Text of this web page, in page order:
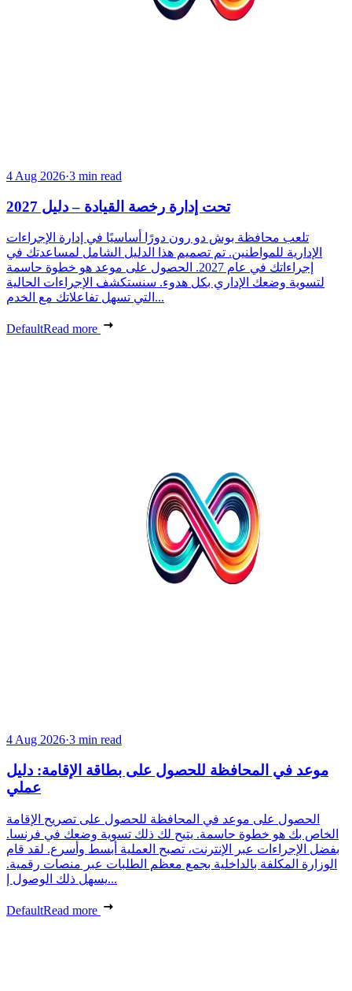
4 Aug 2026·3 min read
تحت إدارة رخصة القيادة – دليل 2027
تلعب محافظة بوش دو رون دورًا أساسيًا في إدارة الإجراءات
الإدارية للمواطنين. تم تصميم هذا الدليل الشامل لمساعدتك في
إجراءاتك في عام 2027. الحصول على موعد هو خطوة حاسمة
لتسوية وضعك الإداري بكل هدوء. سنستكشف الإجراءات الحالية
التي تسهل تفاعلاتك مع الخدم...
DefaultRead more
4 Aug 2026·3 min read
موعد في المحافظة للحصول على بطاقة الإقامة: دليل
عملي
الحصول على موعد في المحافظة للحصول على تصريح الإقامة
الخاص بك هو خطوة حاسمة. يتيح لك ذلك تسوية وضعك في فرنسا.
بفضل الإجراءات عبر الإنترنت، تصبح العملية أبسط وأسرع. لقد قام
الوزارة المكلفة بالداخلية بجمع معظم الطلبات عبر منصات رقمية.
يسهل ذلك الوصول إ...
DefaultRead more